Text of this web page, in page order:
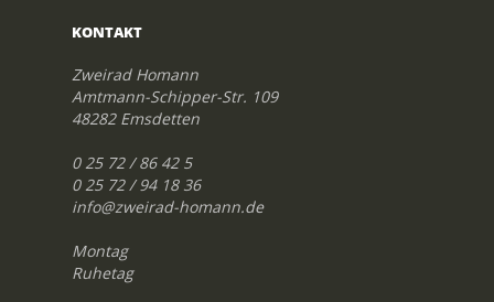
KONTAKT
Zweirad Homann
Amtmann-Schipper-Str. 109
48282 Emsdetten
0 25 72 / 86 42 5
0 25 72 / 94 18 36
info@zweirad-homann.de
Montag
Ruhetag